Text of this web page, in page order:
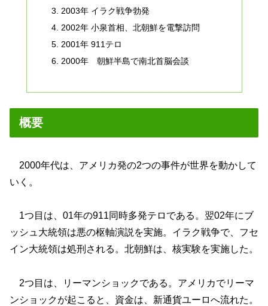
2003年 イラク戦争勃発
2002年 小泉首相、北朝鮮を電撃訪問
2001年 911テロ
2000年 朝鮮半島で南北首脳会談
概要
2000年代は、アメリカ発の2つの事件が世界を動かして
いく。
1つ目は、01年の911同時多発テロである。翌02年にブ
ッシュ大統領は悪の枢軸演説を実施。イラク戦争で、フセ
イン大統領は処刑される。北朝鮮は、核実験を実施した。
2つ目は、リーマンショックである。アメリカでリーマ
ンショックが起こると、資金は、新通貨ユーロへ流れた。